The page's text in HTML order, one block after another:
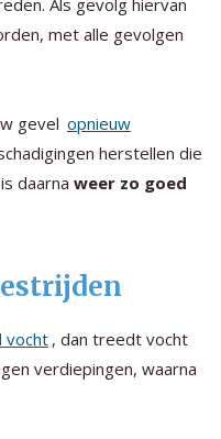
met alle gevolgen
gevel opnieuw
herstellen die
daarna weer zo goed
vocht , dan treedt vocht
verdiepingen, waarna